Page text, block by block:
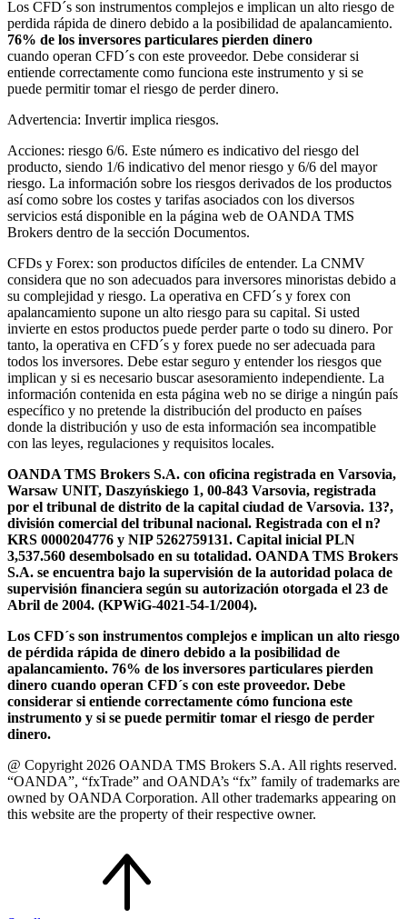
Los CFD´s son instrumentos complejos e implican un alto riesgo de
perdida rápida de dinero debido a la posibilidad de apalancamiento.
76% de los inversores particulares pierden dinero
cuando operan CFD´s con este proveedor. Debe considerar si
entiende correctamente como funciona este instrumento y si se
puede permitir tomar el riesgo de perder dinero.
Advertencia: Invertir implica riesgos.
Acciones: riesgo 6/6. Este número es indicativo del riesgo del
producto, siendo 1/6 indicativo del menor riesgo y 6/6 del mayor
riesgo. La información sobre los riesgos derivados de los productos
así como sobre los costes y tarifas asociados con los diversos
servicios está disponible en la página web de OANDA TMS
Brokers dentro de la sección Documentos.
CFDs y Forex: son productos difíciles de entender. La CNMV
considera que no son adecuados para inversores minoristas debido a
su complejidad y riesgo. La operativa en CFD´s y forex con
apalancamiento supone un alto riesgo para su capital. Si usted
invierte en estos productos puede perder parte o todo su dinero. Por
tanto, la operativa en CFD´s y forex puede no ser adecuada para
todos los inversores. Debe estar seguro y entender los riesgos que
implican y si es necesario buscar asesoramiento independiente. La
información contenida en esta página web no se dirige a ningún país
específico y no pretende la distribución del producto en países
donde la distribución y uso de esta información sea incompatible
con las leyes, regulaciones y requisitos locales.
OANDA TMS Brokers S.A. con oficina registrada en Varsovia,
Warsaw UNIT, Daszyńskiego 1, 00-843 Varsovia, registrada
por el tribunal de distrito de la capital ciudad de Varsovia. 13?,
división comercial del tribunal nacional. Registrada con el n?
KRS 0000204776 y NIP 5262759131. Capital inicial PLN
3,537.560 desembolsado en su totalidad. OANDA TMS Brokers
S.A. se encuentra bajo la supervisión de la autoridad polaca de
supervisión financiera según su autorización otorgada el 23 de
Abril de 2004. (KPWiG-4021-54-1/2004).
Los CFD´s son instrumentos complejos e implican un alto riesgo
de pérdida rápida de dinero debido a la posibilidad de
apalancamiento. 76% de los inversores particulares pierden
dinero cuando operan CFD´s con este proveedor. Debe
considerar si entiende correctamente cómo funciona este
instrumento y si se puede permitir tomar el riesgo de perder
dinero.
@ Copyright 2026 OANDA TMS Brokers S.A. All rights reserved.
“OANDA”, “fxTrade” and OANDA’s “fx” family of trademarks are
owned by OANDA Corporation. All other trademarks appearing on
this website are the property of their respective owner.